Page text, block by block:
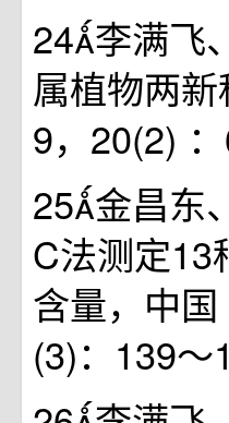
24李满飞
属植物两
9，20(2) ：
25金昌东
C法测定13
含量，中
(3)：139～